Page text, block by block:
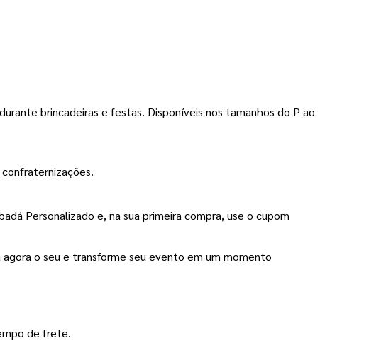
brincadeiras e festas. Disponíveis nos tamanhos do P ao
o seu e transforme seu evento em um momento
de frete.